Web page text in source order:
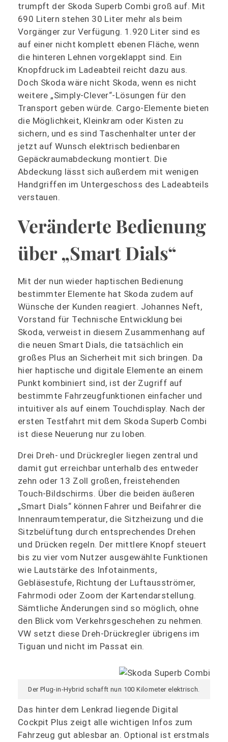
trumpft der Skoda Superb Combi groß auf. Mit
690 Litern stehen 30 Liter mehr als beim
Vorgänger zur Verfügung. 1.920 Liter sind es
auf einer nicht komplett ebenen Fläche, wenn
die hinteren Lehnen vorgeklappt sind. Ein
Knopfdruck im Ladeabteil reicht dazu aus.
Doch Skoda wäre nicht Skoda, wenn es nicht
weitere „Simply-Clever“-Lösungen für den
Transport geben würde. Cargo-Elemente bieten
die Möglichkeit, Kleinkram oder Kisten zu
sichern, und es sind Taschenhalter unter der
jetzt auf Wunsch elektrisch bedienbaren
Gepäckraumabdeckung montiert. Die
Abdeckung lässt sich außerdem mit wenigen
Handgriffen im Untergeschoss des Ladeabteils
verstauen.
Veränderte Bedienung
über „Smart Dials“
Mit der nun wieder haptischen Bedienung
bestimmter Elemente hat Skoda zudem auf
Wünsche der Kunden reagiert. Johannes Neft,
Vorstand für Technische Entwicklung bei
Skoda, verweist in diesem Zusammenhang auf
die neuen Smart Dials, die tatsächlich ein
großes Plus an Sicherheit mit sich bringen. Da
hier haptische und digitale Elemente an einem
Punkt kombiniert sind, ist der Zugriff auf
bestimmte Fahrzeugfunktionen einfacher und
intuitiver als auf einem Touchdisplay. Nach der
ersten Testfahrt mit dem Skoda Superb Combi
ist diese Neuerung nur zu loben.
Drei Dreh- und Drückregler liegen zentral und
damit gut erreichbar unterhalb des entweder
zehn oder 13 Zoll großen, freistehenden
Touch-Bildschirms. Über die beiden äußeren
„Smart Dials“ können Fahrer und Beifahrer die
Innenraumtemperatur, die Sitzheizung und die
Sitzbelüftung durch entsprechendes Drehen
und Drücken regeln. Der mittlere Knopf steuert
bis zu vier vom Nutzer ausgewählte Funktionen
wie Lautstärke des Infotainments,
Gebläsestufe, Richtung der Luftausströmer,
Fahrmodi oder Zoom der Kartendarstellung.
Sämtliche Änderungen sind so möglich, ohne
den Blick vom Verkehrsgeschehen zu nehmen.
VW setzt diese Dreh-Drückregler übrigens im
Tiguan und nicht im Passat ein.
Der Plug-in-Hybrid schafft nun 100 Kilometer elektrisch.
Das hinter dem Lenkrad liegende Digital
Cockpit Plus zeigt alle wichtigen Infos zum
Fahrzeug gut ablesbar an. Optional ist erstmals